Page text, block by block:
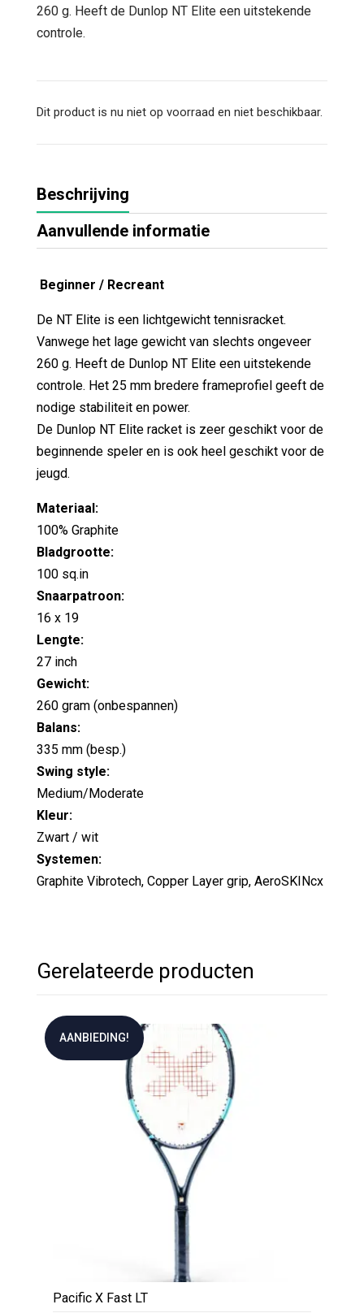
260 g. Heeft de Dunlop NT Elite een uitstekende
controle.
Dit product is nu niet op voorraad en niet beschikbaar.
Beschrijving
Aanvullende informatie
Beginner / Recreant
De NT Elite is een lichtgewicht tennisracket.
Vanwege het lage gewicht van slechts ongeveer
260 g. Heeft de Dunlop NT Elite een uitstekende
controle. Het 25 mm bredere frameprofiel geeft de
nodige stabiliteit en power.
De Dunlop NT Elite racket is zeer geschikt voor de
beginnende speler en is ook heel geschikt voor de
jeugd.
Materiaal:
100% Graphite
Bladgrootte:
100 sq.in
Snaarpatroon:
16 x 19
Lengte:
27 inch
Gewicht:
260 gram (onbespannen)
Balans:
335 mm (besp.)
Swing style:
Medium/Moderate
Kleur:
Zwart / wit
Systemen:
Graphite Vibrotech, Copper Layer grip, AeroSKINcx
Gerelateerde producten
AANBIEDING!
Pacific X Fast LT